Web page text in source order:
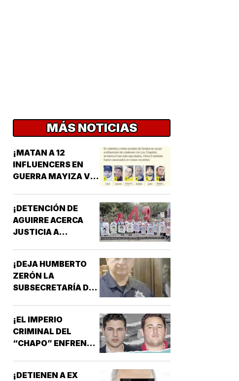
MÁS NOTICIAS
¡MATAN A 12
INFLUENCERS EN
GUERRA MAYIZA VS.
¡DETENCIÓN DE
AGUIRRE ACERCA
JUSTICIA A
¡DEJA HUMBERTO
ZERÓN LA
SUBSECRETARÍA DE
¡EL IMPERIO
CRIMINAL DEL
“CHAPO” ENFRENTA
¡DETIENEN A EX